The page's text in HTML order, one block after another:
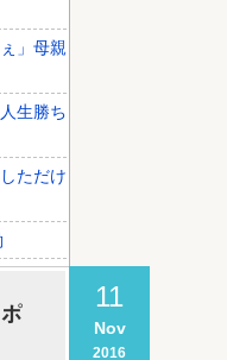
」母親
生勝ち
ただけ
11
Nov
2016